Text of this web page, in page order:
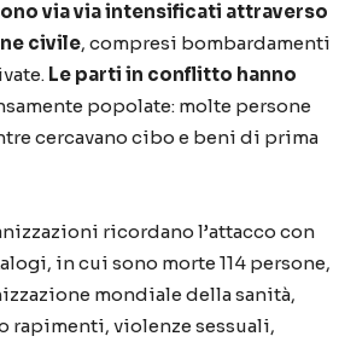
via via intensificati attraverso
civile, compresi bombardamenti
Le parti in conflitto hanno
popolate: molte persone
cercavano cibo e beni di prima
ricordano l’attacco con
in cui sono morte 114 persone,
mondiale della sanità,
rapimenti, violenze sessuali,